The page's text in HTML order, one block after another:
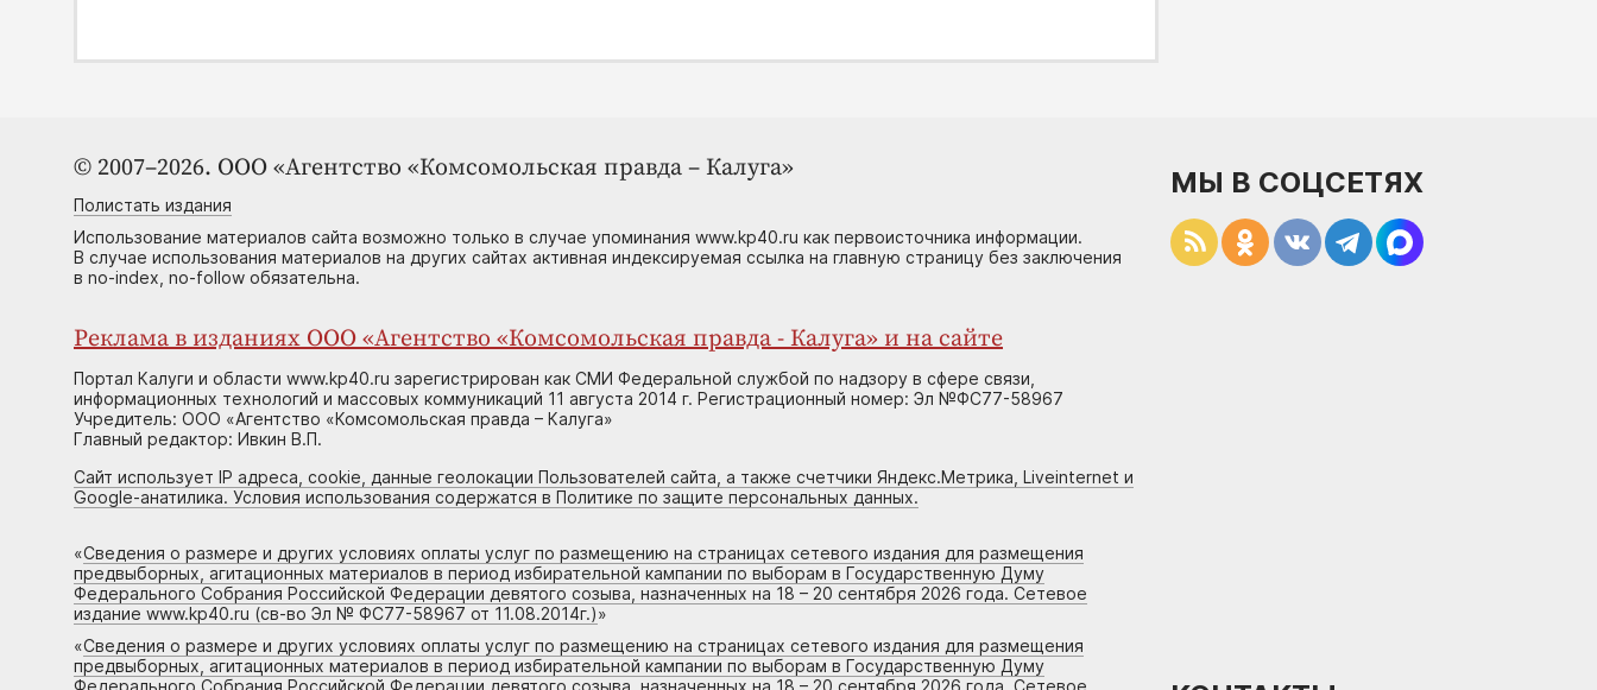
© 2007–2026. ООО «Агентство «Комсомольская правда – Калуга»
Полистать издания
Использование материалов сайта возможно только в случае упоминания www.kp40.ru как первоисточника информации.
В случае использования материалов на других сайтах активная индексируемая ссылка на главную страницу без заключения
в no-index, no-follow обязательна.
Реклама в изданиях ООО «Агентство «Комсомольская правда - Калуга» и на сайте
Портал Калуги и области www.kp40.ru зарегистрирован как СМИ Федеральной службой по надзору в сфере связи,
информационных технологий и массовых коммуникаций 11 августа 2014 г. Регистрационный номер: Эл №ФС77-58967
Учредитель: ООО «Агентство «Комсомольская правда – Калуга»
Главный редактор: Ивкин В.П.
Сайт использует IP адреса, cookie, данные геолокации Пользователей сайта, а также счетчики Яндекс.Метрика, Liveinternet и
Google-анатилика. Условия использования содержатся в Политике по защите персональных данных.
«Сведения о размере и других условиях оплаты услуг по размещению на страницах сетевого издания для размещения
предвыборных, агитационных материалов в период избирательной кампании по выборам в Государственную Думу
Федерального Собрания Российской Федерации девятого созыва, назначенных на 18 – 20 сентября 2026 года. Сетевое
издание www.kp40.ru (св-во Эл № ФС77-58967 от 11.08.2014г.)»
«Сведения о размере и других условиях оплаты услуг по размещению на страницах сетевого издания для размещения
предвыборных, агитационных материалов в период избирательной кампании по выборам в Государственную Думу
МЫ В СОЦСЕТЯХ